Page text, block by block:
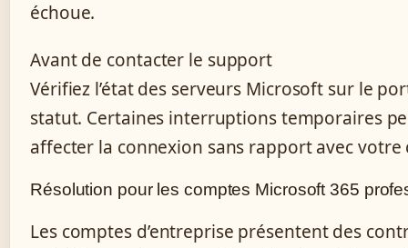
échoue.
Avant de contacter le support
Vérifiez l’état des serveurs Microsoft sur le
statut. Certaines interruptions temporaires
affecter la connexion sans rapport avec votre
Résolution pour les comptes Microsoft 365
Les comptes d’entreprise présentent des